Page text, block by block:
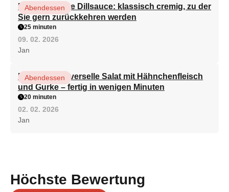
Die köstlichste Dillsauce: klassisch cremig, zu der
Sie gern zurückkehren werden
Abendessen
25 minuten
09. 02. 2026
Jan
Der beste universelle Salat mit Hähnchenfleisch
und Gurke – fertig in wenigen Minuten
Abendessen
20 minuten
02. 02. 2026
Jan
Höchste Bewertung